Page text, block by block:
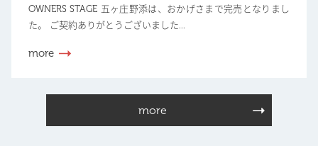
OWNERS STAGE 五ヶ庄野添は、おかげさまで完売となりまし
た。 ご契約ありがとうございました...
more
more